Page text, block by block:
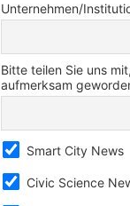
Unternehmen/
Bitte teilen Sie uns
aufmerksam
Smart City News
Civic Science